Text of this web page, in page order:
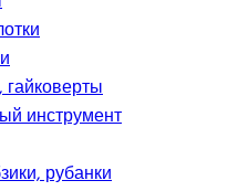
инструмент
рубанки